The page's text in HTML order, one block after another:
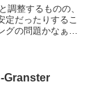
調整するものの、
定だったりするこ
グの問題かなぁと
Granster